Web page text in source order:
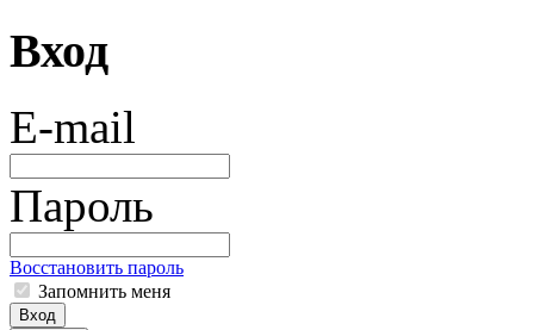
Вход
E-mail
Пароль
Восстановить пароль
Запомнить меня
Вход